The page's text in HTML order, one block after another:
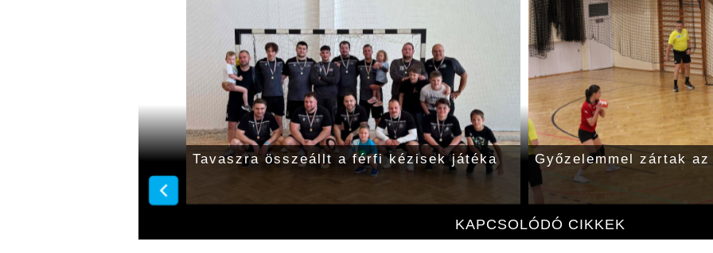
KAPCSOLÓDÓ CIKKEK
tudtak nyerni az U18- Tavaszra összeállt a férfi kézisek játéka Győzelemmel zártak